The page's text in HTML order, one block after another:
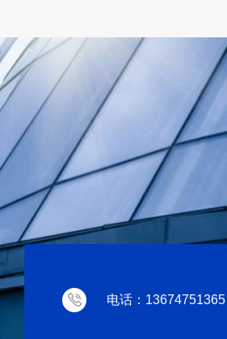
电话：13674751365